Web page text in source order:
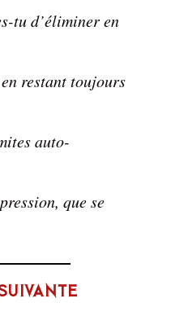
tu d’éliminer en
restant toujours
auto-
que se